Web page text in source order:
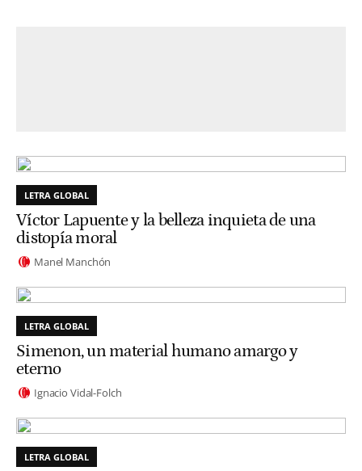
LETRA GLOBAL
Víctor Lapuente y la belleza inquieta de una
distopía moral
Manel Manchón
LETRA GLOBAL
Simenon, un material humano amargo y
eterno
Ignacio Vidal-Folch
LETRA GLOBAL